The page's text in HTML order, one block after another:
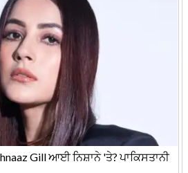
Gill ਆਈ ਨਿਸ਼ਾਨੇ 'ਤੇ? ਪਾਕਿਸਤਾਨੀ